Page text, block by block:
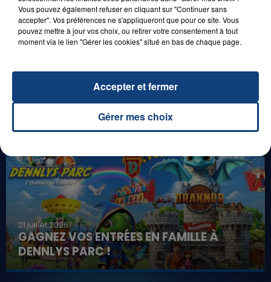
1er août 2026
GAGNEZ VOS ENTRÉES POUR TOUTE LA
FAMILLE À PLOPSAQUA !
21 juillet 2026
GAGNEZ VOS ENTRÉES EN FAMILLE À
DENNLYS PARC !
Vous pouvez également refuser en cliquant sur "Continuer sans
accepter". Vos préférences ne s'appliqueront que pour ce site. Vous
pouvez mettre à jour vos choix, ou retirer votre consentement à tout
moment via le lien "Gérer les cookies" situé en bas de chaque page.
Gérer mes choix
Accepter et fermer